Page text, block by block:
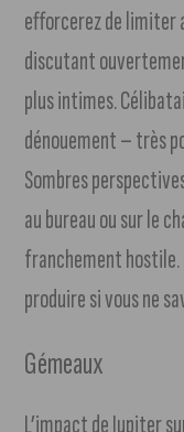
efforcerez de limiter
discutant
plus intimes.
dénouement – très
Sombres
au bureau ou sur le
franchement
produire si vous ne
Gémeaux
L’impact de Jupiter